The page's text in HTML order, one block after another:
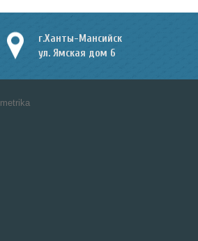
г.Ханты-Мансийск
ул. Ямская дом 6
metrika